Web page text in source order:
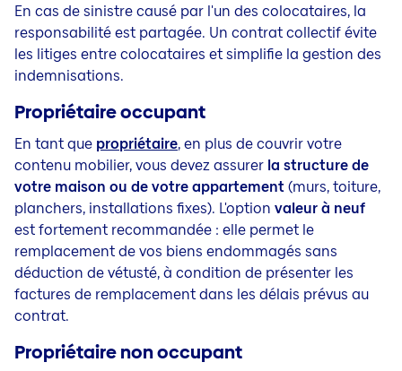
En cas de sinistre causé par l'un des colocataires, la
responsabilité est partagée. Un contrat collectif évite
les litiges entre colocataires et simplifie la gestion des
indemnisations.
Propriétaire occupant
En tant que propriétaire, en plus de couvrir votre
contenu mobilier, vous devez assurer la structure de
votre maison ou de votre appartement(murs, toiture,
planchers, installations fixes). L'option valeur à neuf
est fortement recommandée : elle permet le
remplacement de vos biens endommagés sans
déduction de vétusté, à condition de présenter les
factures de remplacement dans les délais prévus au
contrat.
Propriétaire non occupant